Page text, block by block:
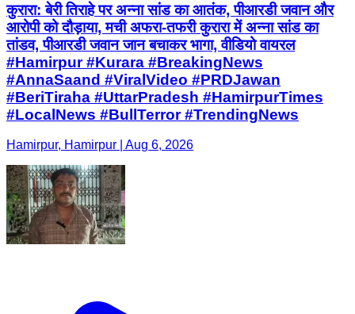
कुरारा: बेरी तिराहे पर अन्ना सांड का आतंक, पीआरडी जवान और
आरोपी को दौड़ाया, मची अफरा-तफरी कुरारा में अन्ना सांड का
तांडव, पीआरडी जवान जान बचाकर भागा, वीडियो वायरल
#Hamirpur #Kurara #BreakingNews
#AnnaSaand #ViralVideo #PRDJawan
#BeriTiraha #UttarPradesh #HamirpurTimes
#LocalNews #BullTerror #TrendingNews
Hamirpur, Hamirpur | Aug 6, 2026